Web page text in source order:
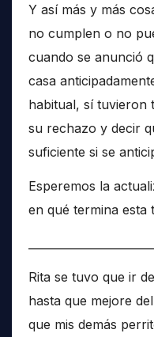
Y así más y más
no cumplen o no
cuando se anunció
casa
habitual, sí tuvieron
su rechazo y decir
suficiente si se
Esperemos la
en qué termina esta
Rita se tuvo que ir
hasta que mejore
que mis demás